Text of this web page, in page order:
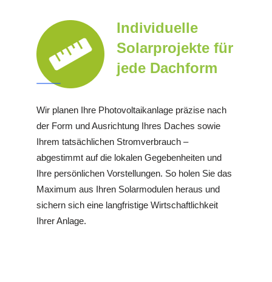
Individuelle
Solarprojekte für
jede Dachform
Wir planen Ihre Photovoltaikanlage präzise nach
der Form und Ausrichtung Ihres Daches sowie
Ihrem tatsächlichen Stromverbrauch –
abgestimmt auf die lokalen Gegebenheiten und
Ihre persönlichen Vorstellungen. So holen Sie das
Maximum aus Ihren Solarmodulen heraus und
sichern sich eine langfristige Wirtschaftlichkeit
Ihrer Anlage.